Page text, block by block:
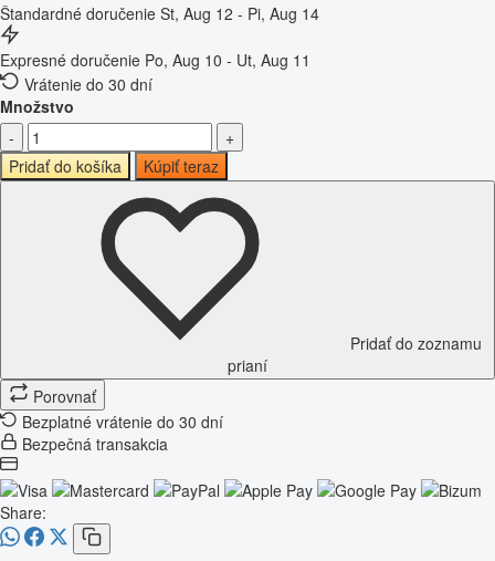
Štandardné doručenie St, Aug 12 - Pi, Aug 14
Expresné doručenie Po, Aug 10 - Ut, Aug 11
Vrátenie do 30 dní
Množstvo
-
+
Pridať do košíka
Kúpiť teraz
Pridať do zoznamu
prianí
Porovnať
Bezplatné vrátenie do 30 dní
Bezpečná transakcia
Share: